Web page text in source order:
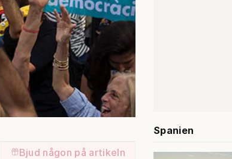
Bjud någon på artikeln
Spanien